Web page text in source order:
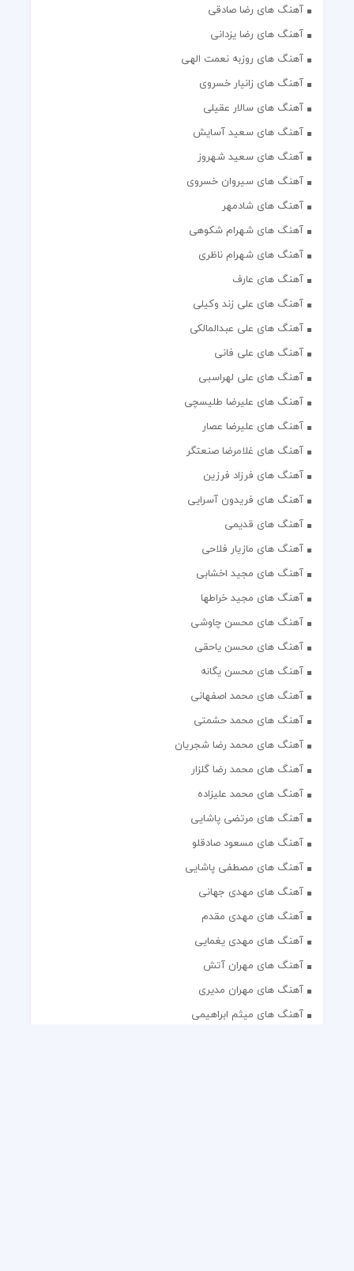
آهنگ های رضا صادقی
آهنگ های رضا یزدانی
آهنگ های روزبه نعمت الهی
آهنگ های زانیار خسروی
آهنگ های سالار عقیلی
آهنگ های سعید آسایش
آهنگ های سعید شهروز
آهنگ های سیروان خسروی
آهنگ های شادمهر
آهنگ های شهرام شکوهی
آهنگ های شهرام ناظری
آهنگ های عارف
آهنگ های علی زند وکیلی
آهنگ های علی عبدالمالکی
آهنگ های علی فانی
آهنگ های علی لهراسبی
آهنگ های علیرضا طلیسچی
آهنگ های علیرضا عصار
آهنگ های غلامرضا صنعتگر
آهنگ های فرزاد فرزین
آهنگ های فریدون آسرایی
آهنگ های قدیمی
آهنگ های مازیار فلاحی
آهنگ های مجید اخشابی
آهنگ های مجید خراطها
آهنگ های محسن چاوشی
آهنگ های محسن یاحقی
آهنگ های محسن یگانه
آهنگ های محمد اصفهانی
آهنگ های محمد حشمتی
آهنگ های محمد رضا شجریان
آهنگ های محمد رضا گلزار
آهنگ های محمد علیزاده
آهنگ های مرتضی پاشایی
آهنگ های مسعود صادقلو
آهنگ های مصطفی پاشایی
آهنگ های مهدی جهانی
آهنگ های مهدی مقدم
آهنگ های مهدی یغمایی
آهنگ های مهران آتش
آهنگ های مهران مدیری
آهنگ های میثم ابراهیمی